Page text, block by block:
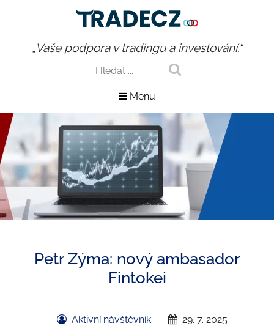
„Vaše podpora v tradingu a investování.“
Menu
Petr Zýma: nový ambasador
Fintokei
Aktivní návštěvník 29. 7. 2025